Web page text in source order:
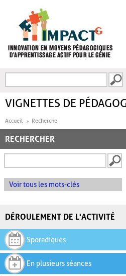
FORMULAIRE DE
VIGNETTES DE
Accueil Recherche
RECHERCHER
Voir tous les mots-clés
DÉROULEMENT DE L'ACTIVITÉ
Sporadiques
En plusieurs séances